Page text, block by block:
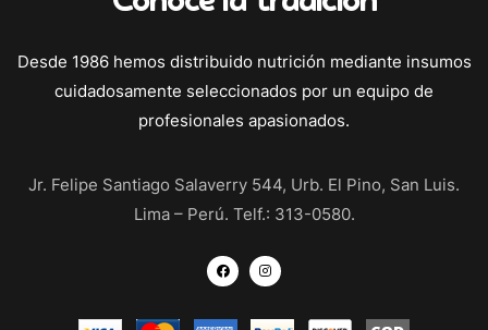
Desde 1986 hemos distribuido nutrición mediante insumos
cuidadosamente seleccionados por un equipo de
profesionales apasionados.
Jr. Felipe Santiago Salaverry 544, Urb. El Pino, San Luis.
Lima – Perú. Telf.: 313-0580.